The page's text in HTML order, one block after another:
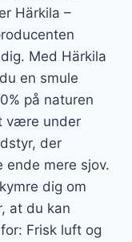
Härkila –
Med Härkila
en smule
på naturen
være under
der
ende mere sjov.
dig om
at du kan
Frisk luft og